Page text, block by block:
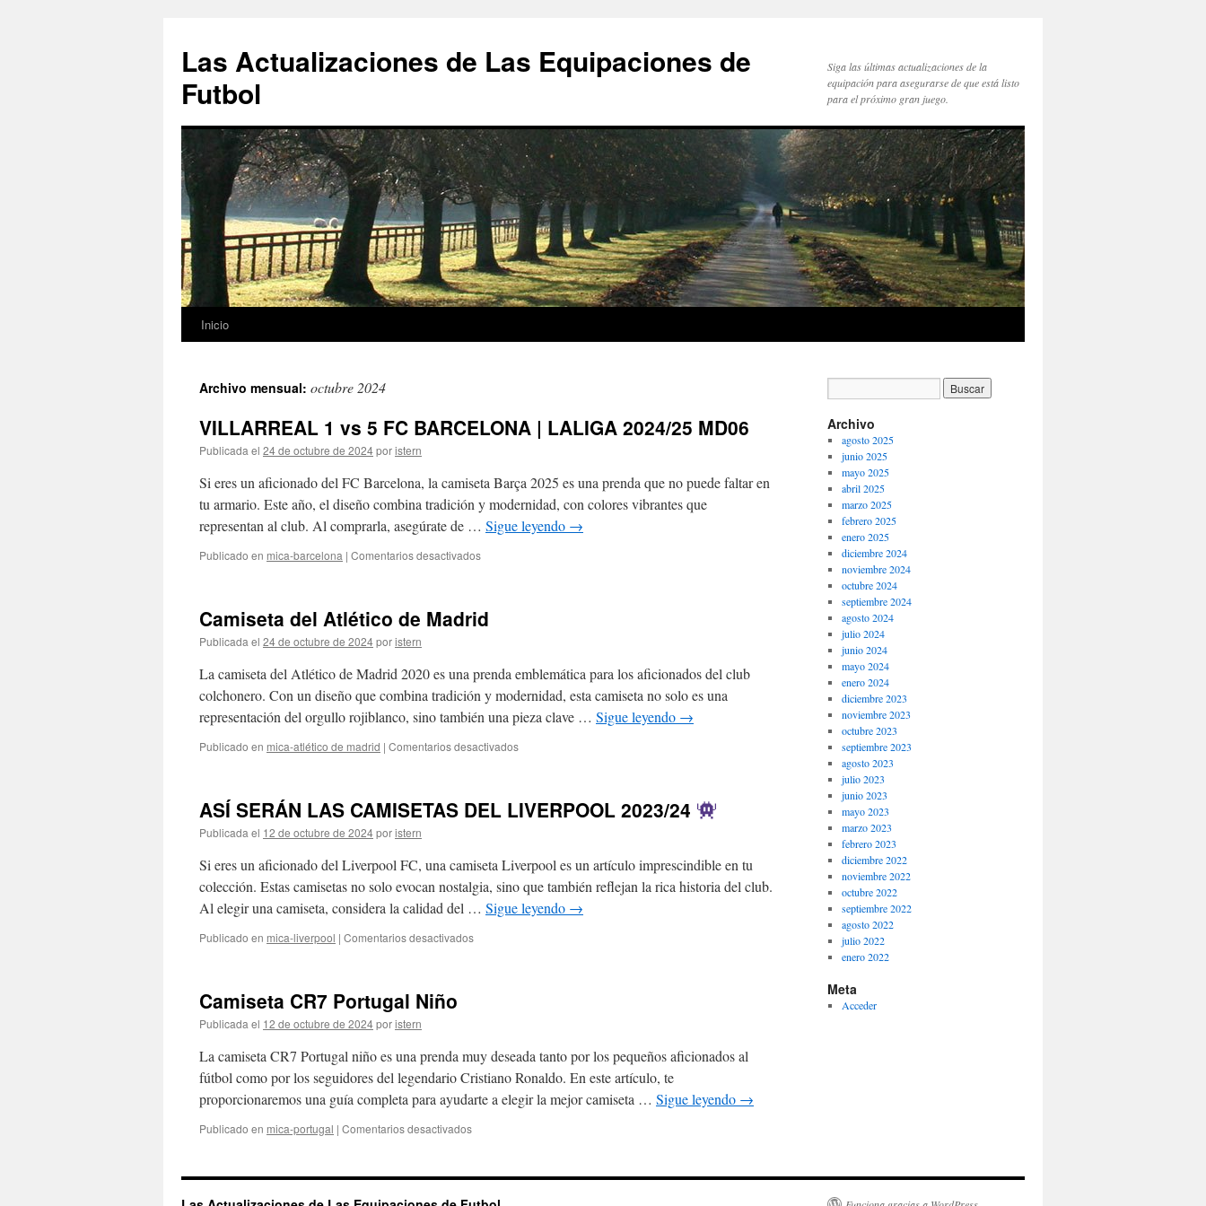
Las Actualizaciones de Las Equipaciones de
Futbol
Siga las últimas actualizaciones de la
equipación para asegurarse de que está listo
para el próximo gran juego.
Saltar
contenido
Inicio
Archivo mensual: octubre 2024
VILLARREAL 1 vs 5 FC BARCELONA | LALIGA 2024/25 MD06
Publicada el 24 de octubre de 2024poristern
Si eres un aficionado del FC Barcelona, la camiseta Barça 2025 es una prenda que no puede faltar en
tu armario. Este año, el diseño combina tradición y modernidad, con colores vibrantes que
representan al club. Al comprarla, asegúrate de … Sigue leyendo →
Publicado en mica-barcelona | Comentarios desactivadosen
5
LALIGA
2024/25
MD06
Camiseta del Atlético de Madrid
Publicada el 24 de octubre de 2024poristern
La camiseta del Atlético de Madrid 2020 es una prenda emblemática para los aficionados del club
colchonero. Con un diseño que combina tradición y modernidad, esta camiseta no solo es una
representación del orgullo rojiblanco, sino también una pieza clave … Sigue leyendo →
Publicado en mica-atlético de madrid | Comentarios desactivadosen
de
ASÍ SERÁN LAS CAMISETAS DEL LIVERPOOL 2023/24
Publicada el 12 de octubre de 2024poristern
Si eres un aficionado del Liverpool FC, una camiseta Liverpool es un artículo imprescindible en tu
colección. Estas camisetas no solo evocan nostalgia, sino que también reflejan la rica historia del club.
Al elegir una camiseta, considera la calidad del … Sigue leyendo →
Publicado en mica-liverpool | Comentarios desactivadosen
2023/24
Camiseta CR7 Portugal Niño
Publicada el 12 de octubre de 2024poristern
La camiseta CR7 Portugal niño es una prenda muy deseada tanto por los pequeños aficionados al
fútbol como por los seguidores del legendario Cristiano Ronaldo. En este artículo, te
proporcionaremos una guía completa para ayudarte a elegir la mejor camiseta … Sigue leyendo →
Publicado en mica-portugal | Comentarios desactivadosen
Portugal
Archivo
agosto 2025
junio 2025
mayo 2025
abril 2025
marzo 2025
febrero 2025
enero 2025
diciembre 2024
noviembre 2024
octubre 2024
septiembre 2024
agosto 2024
julio 2024
junio 2024
mayo 2024
enero 2024
diciembre 2023
noviembre 2023
octubre 2023
septiembre 2023
agosto 2023
julio 2023
junio 2023
mayo 2023
marzo 2023
febrero 2023
diciembre 2022
noviembre 2022
octubre 2022
septiembre 2022
agosto 2022
julio 2022
enero 2022
Meta
Acceder